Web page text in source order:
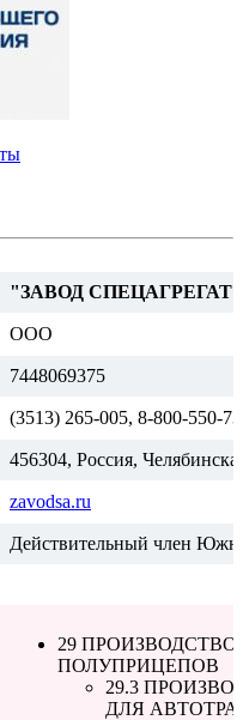
"ЗАВОД СПЕЦАГРЕГАТ"
ООО
7448069375
(3513) 265-005, 8-800-550-
456304, Россия,
zavodsa.ru
Действительный член
29
ПОЛУПРИЦЕПОВ
29.3
ДЛЯ